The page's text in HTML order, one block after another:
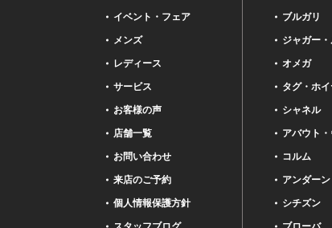
イベント・フェア
メンズ
レディース
サービス
お客様の声
店舗一覧
お問い合わせ
来店のご予約
個人情報保護方針
ブルガリ
ジャガー
オメガ
タグ・ホ
シャネル
アバウト
コルム
アンダーン
シチズン